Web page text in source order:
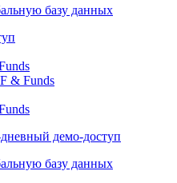
базу данных
& Funds